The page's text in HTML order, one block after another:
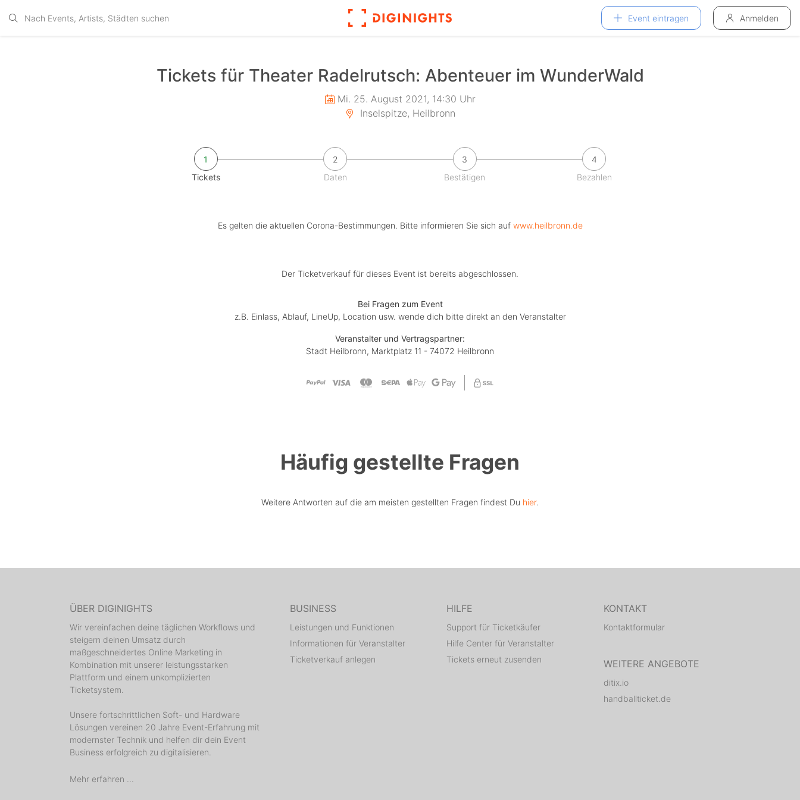
Event eintragen Anmelden
Tickets für Theater Radelrutsch: Abenteuer im WunderWald
Mi. 25. August 2021, 14:30 Uhr
Inselspitze, Heilbronn
1
Tickets
2
Daten
3
Bestätigen
4
Bezahlen
Es gelten die aktuellen Corona-Bestimmungen. Bitte informieren Sie sich auf www.heilbronn.de
Der Ticketverkauf für dieses Event ist bereits abgeschlossen.
Bei Fragen zum Event
z.B. Einlass, Ablauf, LineUp, Location usw. wende dich bitte direkt an den Veranstalter
Veranstalter und Vertragspartner:
Stadt Heilbronn, Marktplatz 11 - 74072 Heilbronn
Häufig gestellte Fragen
Weitere Antworten auf die am meisten gestellten Fragen findest Du hier.
ÜBER DIGINIGHTS
Wir vereinfachen deine täglichen Workflows und
steigern deinen Umsatz durch
maßgeschneidertes Online Marketing in
Kombination mit unserer leistungsstarken
Plattform und einem unkomplizierten
Ticketsystem.
Unsere fortschrittlichen Soft- und Hardware
Lösungen vereinen 20 Jahre Event-Erfahrung mit
modernster Technik und helfen dir dein Event
Business erfolgreich zu digitalisieren.
Mehr erfahren ...
BUSINESS
Leistungen und Funktionen
Informationen für Veranstalter
Ticketverkauf anlegen
HILFE
Support für Ticketkäufer
Hilfe Center für Veranstalter
Tickets erneut zusenden
KONTAKT
Kontaktformular
WEITERE ANGEBOTE
ditix.io
handballticket.de